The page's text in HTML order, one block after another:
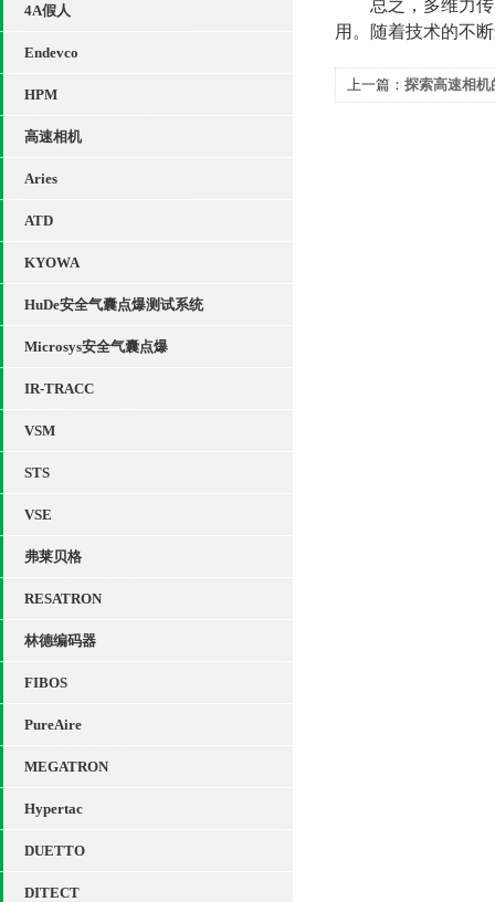
4A假人
Endevco
HPM
高速相机
Aries
ATD
KYOWA
HuDe安全气囊点爆测试系统
Microsys安全气囊点爆
IR-TRACC
VSM
STS
VSE
弗莱贝格
RESATRON
林德编码器
FIBOS
PureAire
MEGATRON
Hypertac
DUETTO
DITECT
总之，多维力传
用。随着技术的不
上一篇： 探索高速相机